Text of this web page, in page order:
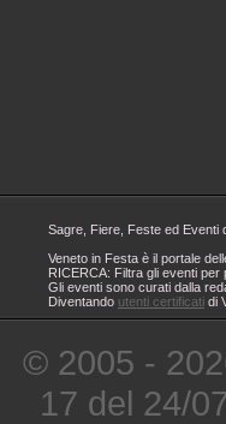
Sagre, Fiere, Feste ed Eventi
Veneto in Festa è il portale
RICERCA: Filtra gli eventi
Gli eventi sono curati dalla
Diventando utenti certificati di
© 2005 -
17 del 24/